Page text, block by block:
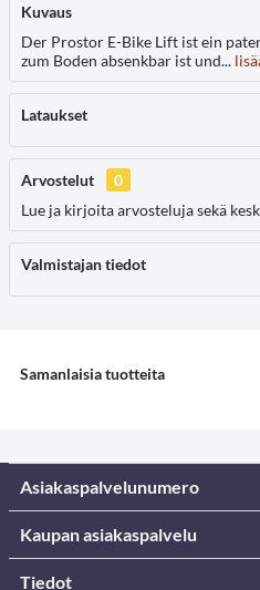
Kuvaus
Der Prostor E-Bike Lift ist ein
zum Boden absenkbar ist und...
Lataukset
Arvostelut
0
Lue ja kirjoita arvosteluja sekä
Valmistajan tiedot
Samanlaisia tuotteita
Asiakaspalvelunumero
Kaupan asiakaspalvelu
Tiedot